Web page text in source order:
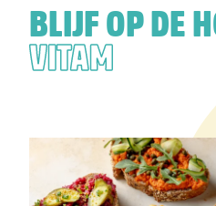
BLIJF OP DE
VITAM